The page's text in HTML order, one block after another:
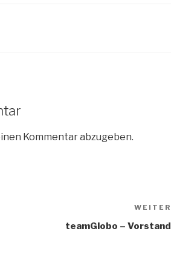
Kommentar abzugeben.
WEITER
teamGlobo – Vorstand